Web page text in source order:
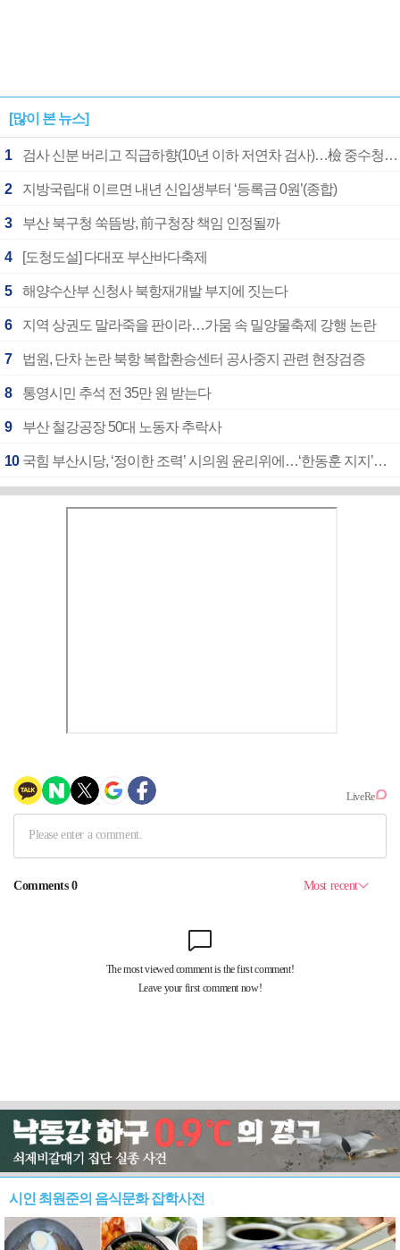
[많이 본 뉴스]
1 검사 신분 버리고 직급하향(10년 이하 저연차 검사)…檢 중수청행 기피
2 지방국립대 이르면 내년 신입생부터 ‘등록금 0원’(종합)
3 부산 북구청 쑥뜸방, 前구청장 책임 인정될까
4 [도청도설] 다대포 부산바다축제
5 해양수산부 신청사 북항재개발 부지에 짓는다
6 지역 상권도 말라죽을 판이라…가뭄 속 밀양물축제 강행 논란
7 법원, 단차 논란 북항 복합환승센터 공사중지 관련 현장검증
8 통영시민 추석 전 35만 원 받는다
9 부산 철강공장 50대 노동자 추락사
10 국힘 부산시당, ‘정이한 조력’ 시의원 윤리위에…‘한동훈 지지’도 신고접수
시인 최원준의 음식문화 잡학사전